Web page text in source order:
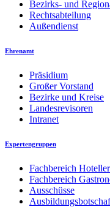
Bezirks- und
Rechtsabteilung
Außendienst
Ehrenamt
Präsidium
Großer Vorstand
Bezirke und Kreise
Landesrevisoren
Intranet
Expertengruppen
Fachbereich
Fachbereich
Ausschüsse